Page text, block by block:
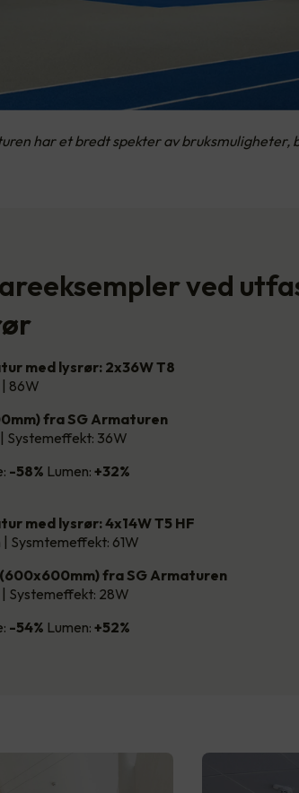
har et bredt spekter av bruksmuligheter,
ved
med lysrør: 2x36W T8
| 86W
fra SG Armaturen
Systemeffekt: 36W
-58% Lumen: +32%
med lysrør: 4x14W T5 HF
| Sysmtemeffekt: 61W
fra SG Armaturen
| Systemeffekt: 28W
-54% Lumen: +52%